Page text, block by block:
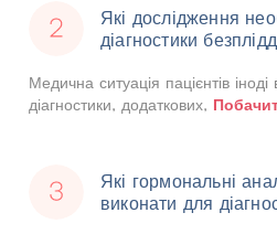
Які дослідження
діагностики
Медична ситуація пацієнтів
діагностики, додаткових,
Які гормональні
виконати для